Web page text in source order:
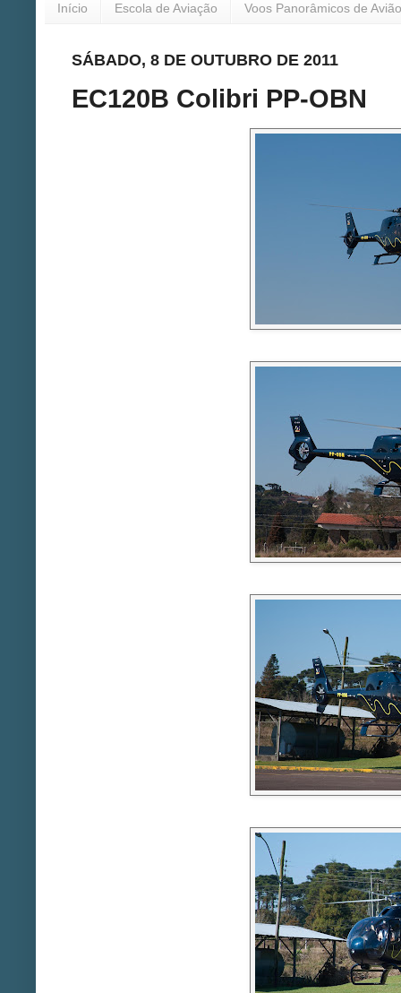
Início Escola de Aviação Voos Panorâmicos de Avião
SÁBADO, 8 DE OUTUBRO DE 2011
EC120B Colibri PP-OBN